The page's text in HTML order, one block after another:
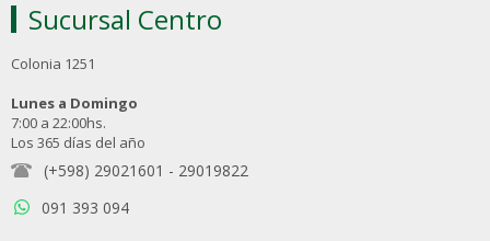
Sucursal Centro
Colonia 1251
Lunes a Domingo
7:00 a 22:00hs.
Los 365 días del año
(+598) 29021601 - 29019822
091 393 094